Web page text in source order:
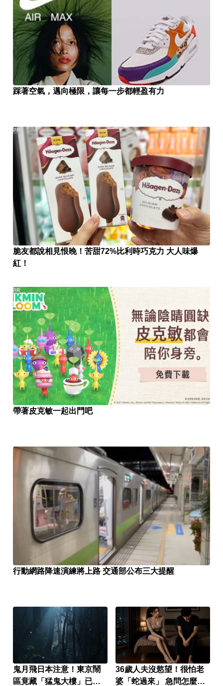
踩著空氣，邁向極限，讓每一步都輕盈有力
脆友都說相見恨晚！苦甜72%比利時巧克力 大人味爆
紅！
PR
帶著皮克敏一起出門吧
PR
行動網路降速演練將上路 交通部公布三大提醒
鬼月飛日本注意！東京鬧
區竟藏「猛鬼大樓」已奪
36歲人夫沒慾望！很怕老
婆「蛇過來」 急問怎麼